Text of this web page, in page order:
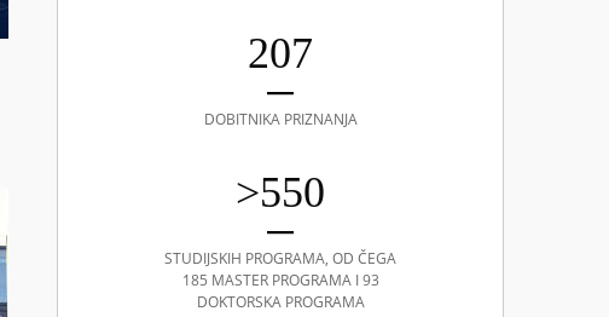
207
DOBITNIKA PRIZNANJA
>550
STUDIJSKIH PROGRAMA, OD ČEGA
185 MASTER PROGRAMA I 93
DOKTORSKA PROGRAMA